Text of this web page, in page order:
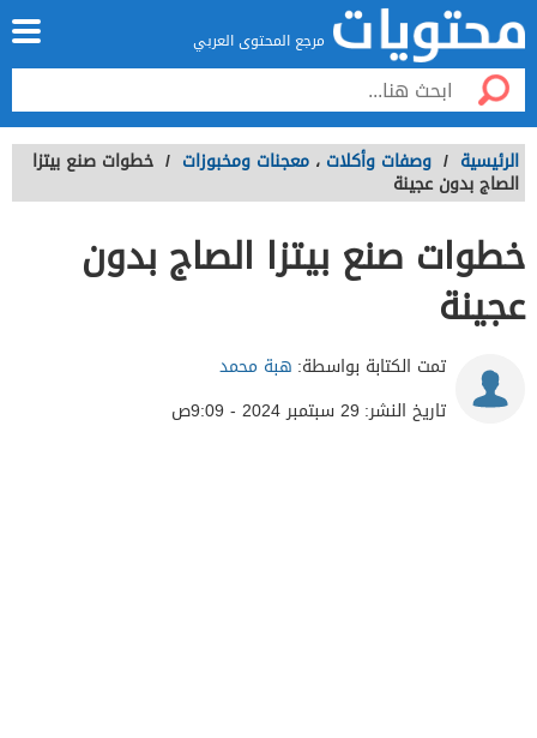
مرجع المحتوى العربي
الرئيسية / وصفات وأكلات ، معجنات ومخبوزات / خطوات صنع بيتزا
الصاج بدون عجينة
خطوات صنع بيتزا الصاج بدون
عجينة
تمت الكتابة بواسطة: هبة محمد
تاريخ النشر: 29 سبتمبر 2024 - 9:09ص